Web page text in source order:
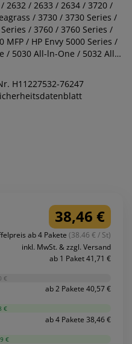
2632 / 2633 / 2634 / 3720 /
/ 3730 / 3730 Series /
/ 3760 / 3760 Series /
/ HP Envy 5000 Series /
/ 5030 All-ln-One / 5032 All-
H11227532-76247
38,46 €
ab 4 Pakete (38.46 € / St)
inkl. MwSt. & zzgl. Versand
ab 1 Paket 41,71 €
€
ab 2 Pakete 40,57 €
€
ab 4 Pakete 38,46 €
€